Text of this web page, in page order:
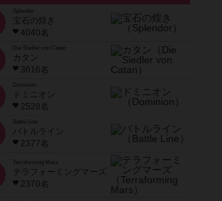
宝石の煌き
4040名
Die Siedler von Catan
カタン
3616名
ドミニオン
2528名
Battle Line
バトルライン
2377名
Terraforming Mars
テラフォーミングマーズ
2370名